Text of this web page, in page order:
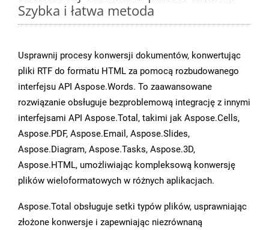
Szybka i łatwa metoda
Usprawnij procesy konwersji dokumentów, konwertując
pliki RTF do formatu HTML za pomocą rozbudowanego
interfejsu API Aspose.Words. To zaawansowane
rozwiązanie obsługuje bezproblemową integrację z innymi
interfejsami API Aspose.Total, takimi jak Aspose.Cells,
Aspose.PDF, Aspose.Email, Aspose.Slides,
Aspose.Diagram, Aspose.Tasks, Aspose.3D,
Aspose.HTML, umożliwiając kompleksową konwersję
plików wieloformatowych w różnych aplikacjach.
Aspose.Total obsługuje setki typów plików, usprawniając
złożone konwersje i zapewniając niezrównaną